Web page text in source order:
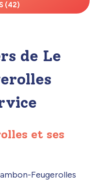
(42)
de Le
et ses
Feugerolles